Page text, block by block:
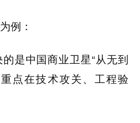
例：
的是中国商业卫星“从无到
点在技术攻关、工程验